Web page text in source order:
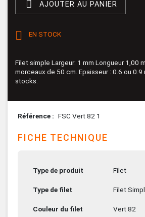
 AJOUTER AU PANIER
 EN STOCK
Filet simple Largeur: 1 mm Longueur 1,00
morceaux de 50 cm. Epaisseur : 0.6 ou
stocks.
Référence FSC Vert 82 1
FICHE TECHNIQUE
Type de produit Filet
Type de filet Filet
Couleur du filet Vert 82